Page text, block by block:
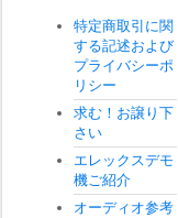
特定商取引に関
する記述および
プライバシーポ
リシー
求む！お譲り下
さい
エレックスデモ
機ご紹介
オーディオ参考